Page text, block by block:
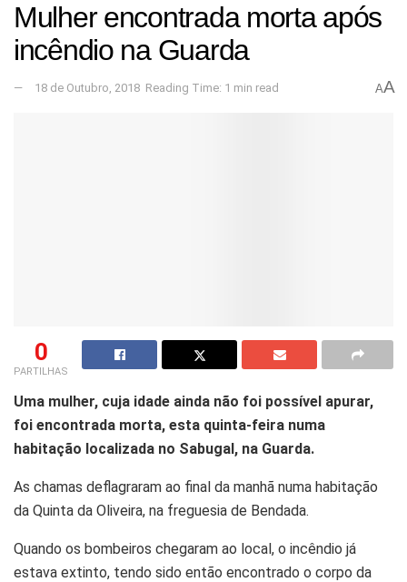
Mulher encontrada morta após
incêndio na Guarda
18 de Outubro, 2018 Reading Time: 1 min read AA
0
PARTILHAS
Uma mulher, cuja idade ainda não foi possível apurar,
foi encontrada morta, esta quinta-feira numa
habitação localizada no Sabugal, na Guarda.
As chamas deflagraram ao final da manhã numa habitação
da Quinta da Oliveira, na freguesia de Bendada.
Quando os bombeiros chegaram ao local, o incêndio já
estava extinto, tendo sido então encontrado o corpo da